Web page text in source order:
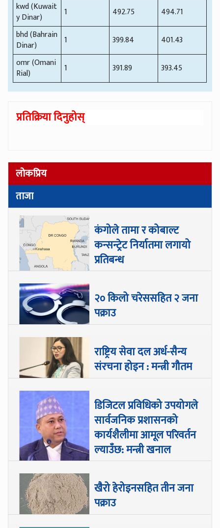
kwd (Kuwait
y Dinar)
1 492.75
494.71
bhd (Bahrain
Dinar)
1 399.84
401.43
omr (Omani
Rial)
1 391.89 393.45
प्रतिक्रिया दिनुहोस्
लोकप्रिय
ताजा
कंगोले तामा र कोबाल्ट
कन्सन्ट्रेट निर्यातमा लगायो
प्रतिबन्ध
२० किलो चरेससहित २ जना
पक्राउ
राष्ट्रिय सेवा दल अर्ध-सैन्य
संरचना होइन : मन्त्री गौतम
डिजिटल प्रविधिको उपयोगले
सार्वजनिक प्रशासनको
कार्यशैलीमा आमूल परिवर्तन
ल्याउँछ: मन्त्री खनाल
खैरो हेरोइनसहित तीन जना
पक्राउ